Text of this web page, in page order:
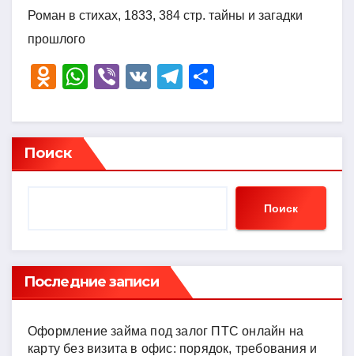
Роман в стихах, 1833, 384 стр. тайны и загадки
прошлого
O
n
o
kl
ni
ki
W
at
s
A
Vi
er
V
T
e
a
р
в
ть
Поиск
Поиск
Последние записи
Оформление займа под залог ПТС онлайн на
карту без визита в офис: порядок, требования и